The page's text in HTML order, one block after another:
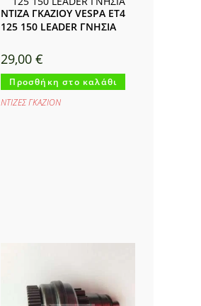
ΝΤΙΖΑ ΓΚΑΖΙΟΥ VESPA ET4
125 150 LEADER ΓΝΗΣΙΑ
29,00€
Προσθήκη στο καλάθι
ΝΤΙΖΕΣ ΓΚΑΖΙΟΝ